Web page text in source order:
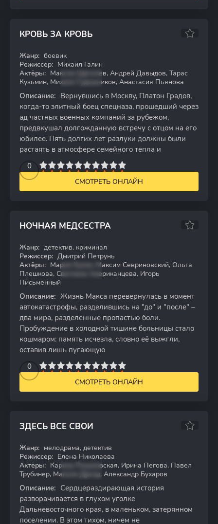
КРОВЬ ЗА КРОВЬ
WEB-DL
Жанр: боевик
Режиссер: Михаил Галин
Актёры: Максим Щеголев, Андрей Давыдов, Тарас
Кузьмин, Михаил Гудошников, Анастасия Пьянова
Описание: Вернувшись в Москву, Платон Градов,
когда-то элитный боец спецназа, прошедший через
ад частных военных компаний за рубежом,
предвкушал долгожданную встречу с отцом на его
юбилее. Пять долгих лет разлуки должны были
растаять в атмосфере семейного тепла и
0
5 7 8 9 10
СМОТРЕТЬ ОНЛАЙН
НОЧНАЯ МЕДСЕСТРА
WEB-DL
Жанр: детектив, криминал
Режиссер: Дмитрий Петрунь
Актёры: Мария Кулик, Максим Севриновский, Ольга
Плешкова, Светлана Американцева, Игорь
Письменный
Описание: Жизнь Макса перевернулась в момент
автокатастрофы, разделившись на "до" и "после" –
два мира, разделённые пропастью боли.
Пробуждение в холодной тишине больницы стало
кошмаром: память исчезла, словно её выжгли,
оставив лишь пугающую
0
5 7 8 9 10
СМОТРЕТЬ ОНЛАЙН
ЗДЕСЬ ВСЕ СВОИ
WEB-DL
6.72
Жанр: мелодрама, детектив
Режиссер: Елена Николаева
Актёры: Карина Разумовская, Ирина Пегова, Павел
Трубинер, Максим Дрозд, Александр Бухаров
Описание: Сердцераздирающая история
разворачивается в глухом уголке
Дальневосточного края, в маленьком, затерянном
поселении. В этом тихом, ничем не